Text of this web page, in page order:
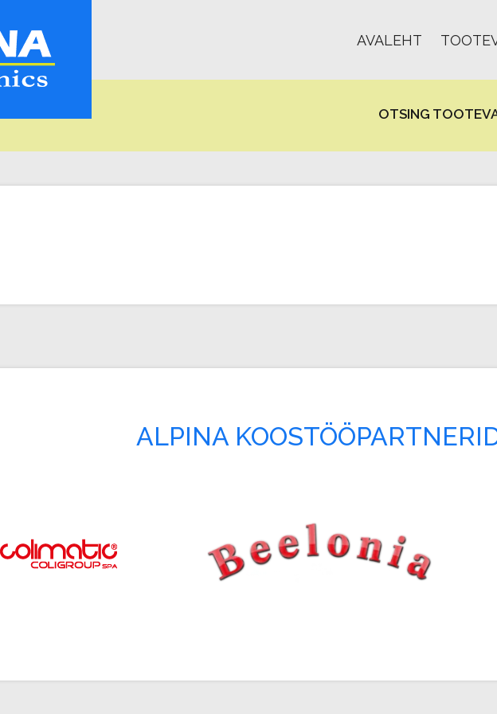
AVALEHT
OTSING
ALPINA